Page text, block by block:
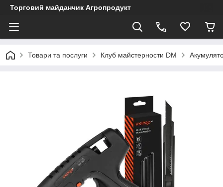
Торговий майданчик Агропродукт
Товари та послуги Клуб майстерности DM